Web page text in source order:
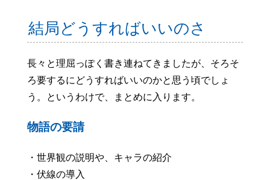
結局どうすればいいのさ
長々と理屈っぽく書き連ねてきましたが、そろそ
ろ要するにどうすればいいのかと思う頃でしょ
う。というわけで、まとめに入ります。
物語の要請
・世界観の説明や、キャラの紹介
・伏線の導入